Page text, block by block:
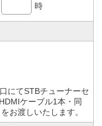
時
にてSTBチューナーセ
ケーブル1本・同
お渡しいたします。